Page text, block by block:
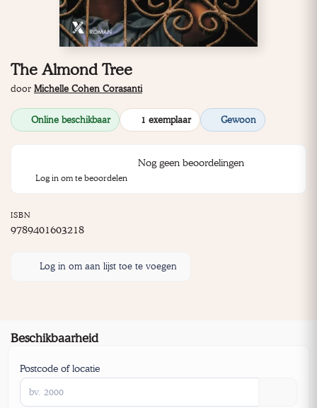
The Almond Tree
door Michelle Cohen Corasanti
Online beschikbaar 1 exemplaar Gewoon
Nog geen beoordelingen
Log in om te beoordelen
ISBN
9789401603218
Log in om aan lijst toe te voegen
Beschikbaarheid
Postcode of locatie